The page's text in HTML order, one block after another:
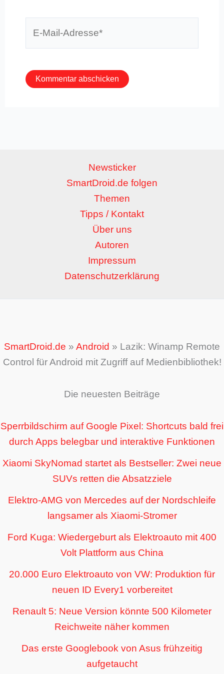
Newsticker
SmartDroid.de folgen
Themen
Tipps / Kontakt
Über uns
Autoren
Impressum
Datenschutzerklärung
SmartDroid.de » Android » Lazik: Winamp Remote
Control für Android mit Zugriff auf Medienbibliothek!
Die neuesten Beiträge
Sperrbildschirm auf Google Pixel: Shortcuts bald frei
durch Apps belegbar und interaktive Funktionen
Xiaomi SkyNomad startet als Bestseller: Zwei neue
SUVs retten die Absatzziele
Elektro-AMG von Mercedes auf der Nordschleife
langsamer als Xiaomi-Stromer
Ford Kuga: Wiedergeburt als Elektroauto mit 400
Volt Plattform aus China
20.000 Euro Elektroauto von VW: Produktion für
neuen ID Every1 vorbereitet
Renault 5: Neue Version könnte 500 Kilometer
Reichweite näher kommen
Das erste Googlebook von Asus frühzeitig
aufgetaucht